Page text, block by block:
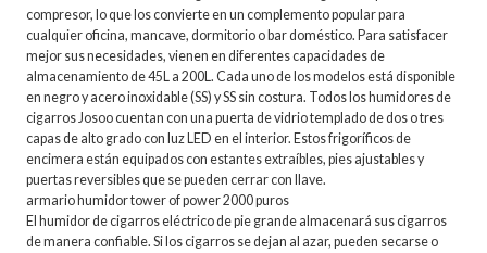
compresor, lo que los convierte en un complemento popular para
cualquier oficina, mancave, dormitorio o bar doméstico. Para satisfacer
mejor sus necesidades, vienen en diferentes capacidades de
almacenamiento de 45L a 200L. Cada uno de los modelos está disponible
en negro y acero inoxidable (SS) y SS sin costura. Todos los humidores de
cigarros Josoo cuentan con una puerta de vidrio templado de dos o tres
capas de alto grado con luz LED en el interior. Estos frigoríficos de
encimera están equipados con estantes extraíbles, pies ajustables y
puertas reversibles que se pueden cerrar con llave.
armario humidor tower of power 2000 puros
El humidor de cigarros eléctrico de pie grande almacenará sus cigarros
de manera confiable. Si los cigarros se dejan al azar, pueden secarse o